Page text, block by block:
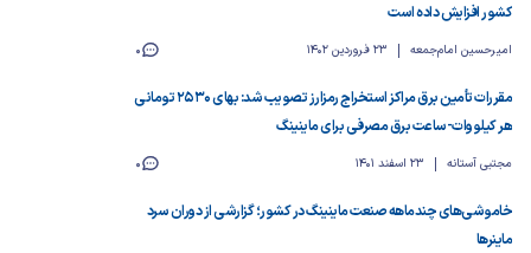
کشور افزایش داده است
امیرحسین امام‌جمعه 23 فروردین 1402 0
مقررات تأمین برق مراکز استخراج رمزارز تصویب شد: بهای 2530 تومانی
هر کیلووات-ساعت برق مصرفی برای ماینینگ
مجتبی آستانه 23 اسفند 1401 0
خاموشی‌های چند‌ماهه صنعت ماینینگ در کشور؛ گزارشی از دوران سرد
ماینرها